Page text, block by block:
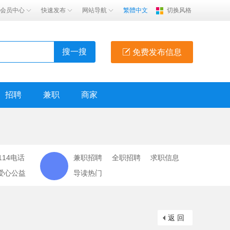
会员中心 快速发布 网站导航 繁體中文 切换风格
免费发布信息
搜一搜
招聘 兼职 商家
电话
心公益
兼职招聘 全职招聘
求职信息
导读热门
返 回